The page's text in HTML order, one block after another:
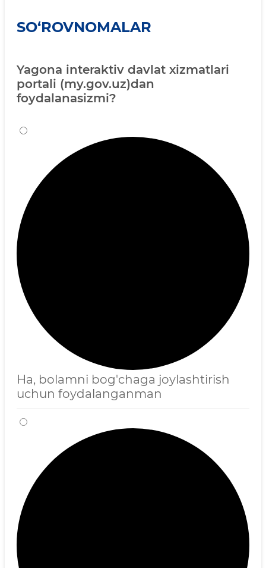
SO‘ROVNOMALAR
Yagona interaktiv davlat xizmatlari
portali (my.gov.uz)dan
foydalanasizmi?
Ha, bolamni bog'chaga joylashtirish
uchun foydalanganman